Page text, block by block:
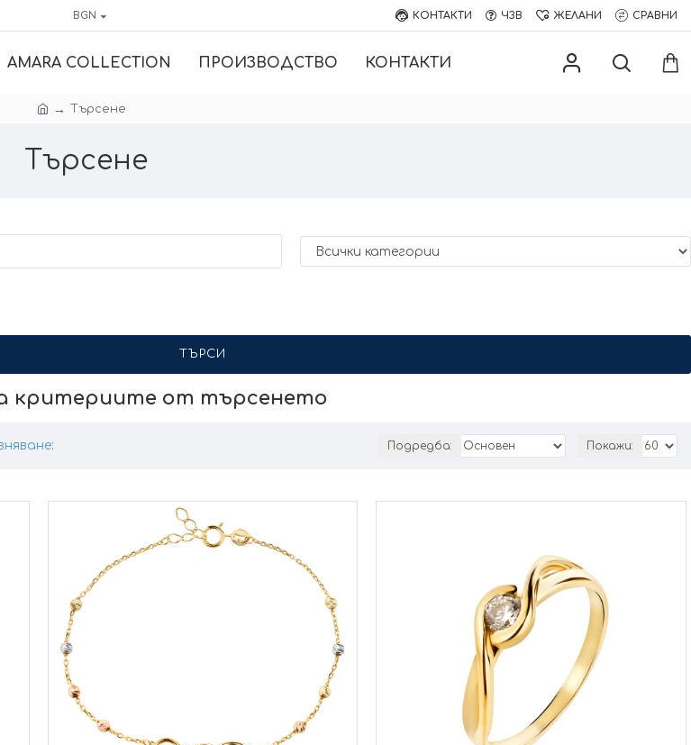
BGN КОНТАКТИ ЧЗВ ЖЕЛАНИ СРАВНИ
AMARA COLLECTION ПРОИЗВОДСТВО КОНТАКТИ
Търсене
Търсене
ТЪРСИ
критериите от търсенето
Подредба: Покажи: